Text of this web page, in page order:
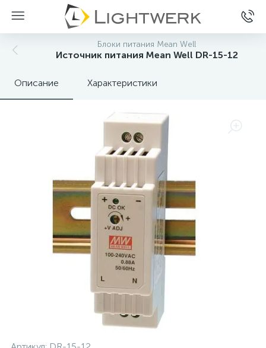
Блоки питания Mean Well
Источник питания Mean Well DR-15-12
Описание Характеристики